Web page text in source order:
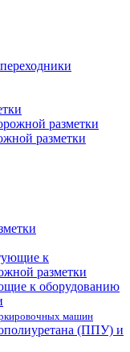
разметки
к оборудованию
машин
(ППУ) и